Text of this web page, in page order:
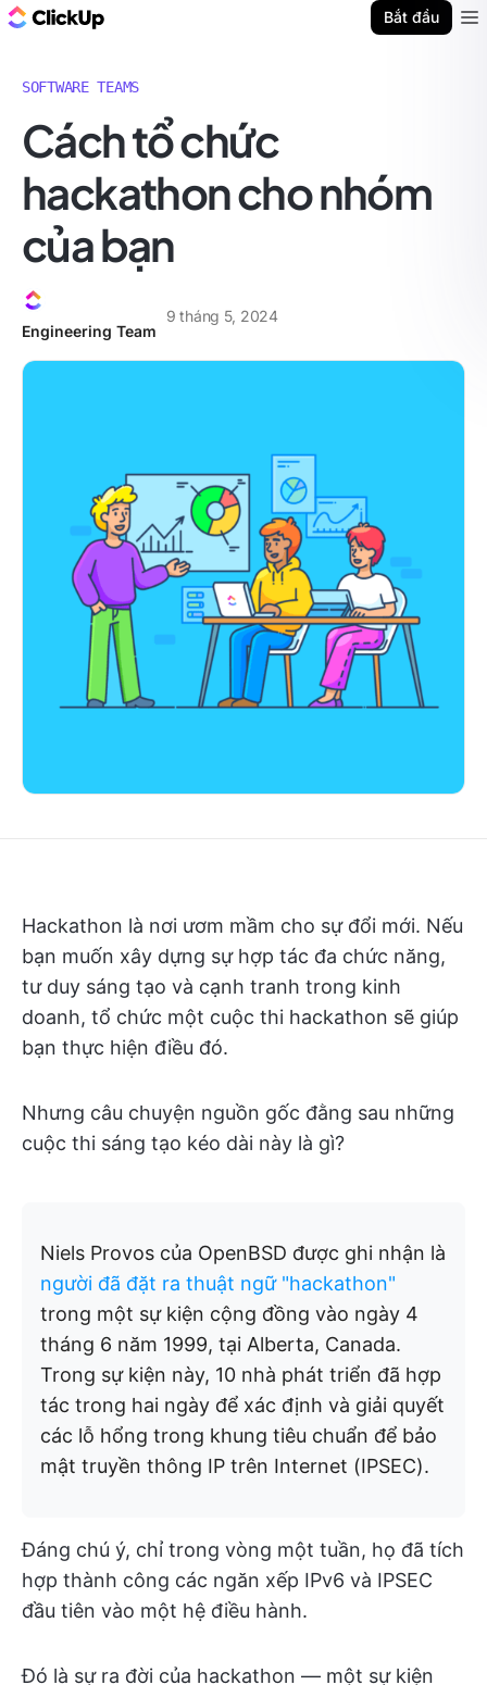
Bắt đầu
SOFTWARE TEAMS
Cách tổ chức
hackathon cho nhóm
của bạn
Engineering Team
9 tháng 5, 2024
Hackathon là nơi ươm mầm cho sự đổi mới. Nếu
bạn muốn xây dựng sự hợp tác đa chức năng,
tư duy sáng tạo và cạnh tranh trong kinh
doanh, tổ chức một cuộc thi hackathon sẽ giúp
bạn thực hiện điều đó.
Nhưng câu chuyện nguồn gốc đằng sau những
cuộc thi sáng tạo kéo dài này là gì?
Niels Provos của OpenBSD được ghi nhận là
người đã đặt ra thuật ngữ "hackathon"
trong một sự kiện cộng đồng vào ngày 4
tháng 6 năm 1999, tại Alberta, Canada.
Trong sự kiện này, 10 nhà phát triển đã hợp
tác trong hai ngày để xác định và giải quyết
các lỗ hổng trong khung tiêu chuẩn để bảo
mật truyền thông IP trên Internet (IPSEC).
Đáng chú ý, chỉ trong vòng một tuần, họ đã tích
hợp thành công các ngăn xếp IPv6 và IPSEC
đầu tiên vào một hệ điều hành.
Đó là sự ra đời của hackathon — một sự kiện